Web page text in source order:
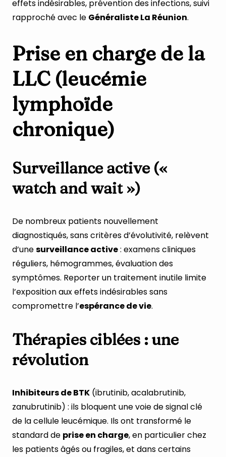
effets indésirables, prévention des infections, suivi
rapproché avec le Généraliste La Réunion.
Prise en charge de la
LLC (leucémie
lymphoïde
chronique)
Surveillance active («
watch and wait »)
De nombreux patients nouvellement
diagnostiqués, sans critères d’évolutivité, relèvent
d’unesurveillance active: examens cliniques
réguliers, hémogrammes, évaluation des
symptômes. Reporter un traitement inutile limite
l’exposition aux effets indésirables sans
compromettre l’espérance de vie.
Thérapies ciblées : une
révolution
Inhibiteurs de BTK (ibrutinib, acalabrutinib,
zanubrutinib) : ils bloquent une voie de signal clé
de la cellule leucémique. Ils ont transformé le
standard de prise en charge, en particulier chez
les patients âgés ou fragiles, et dans certains